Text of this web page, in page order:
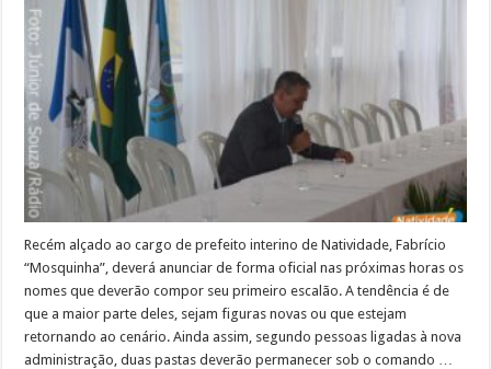
pelo
prefeito
interino
de
Natividade
Recém alçado ao cargo de prefeito interino de Natividade, Fabrício
“Mosquinha”, deverá anunciar de forma oficial nas próximas horas os
nomes que deverão compor seu primeiro escalão. A tendência é de
que a maior parte deles, sejam figuras novas ou que estejam
retornando ao cenário. Ainda assim, segundo pessoas ligadas à nova
administração, duas pastas deverão permanecer sob o comando …